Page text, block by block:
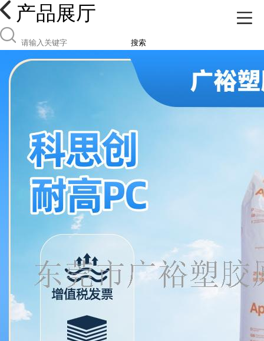
产品展厅
搜索